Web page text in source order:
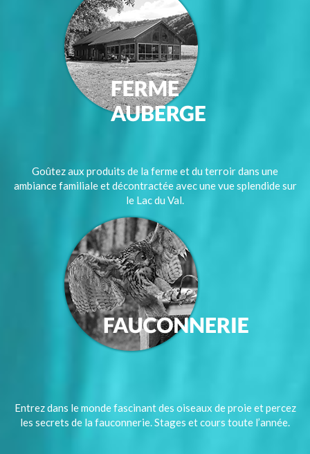
Goûtez aux produits de la ferme et du terroir dans une
ambiance familiale et décontractée avec une vue splendide sur
le Lac du Val.
Entrez dans le monde fascinant des oiseaux de proie et percez
les secrets de la fauconnerie. Stages et cours toute l’année.